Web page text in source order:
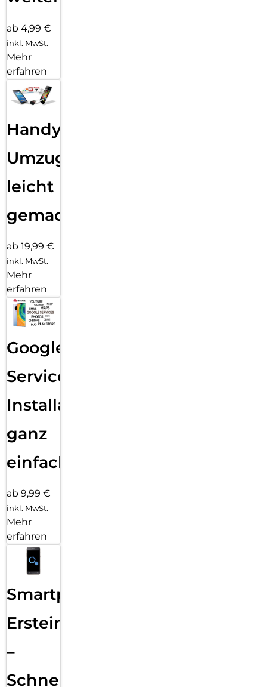
ab 4,99 €
inkl. MwSt.
Mehr
erfahren
Handy
Umzug
leicht
gemacht!
ab 19,99 €
inkl. MwSt.
Mehr
erfahren
Google
Services
Installation
ganz
einfach
ab 9,99 €
inkl. MwSt.
Mehr
erfahren
Smartphone
Ersteinrichtung
–
Schnelle